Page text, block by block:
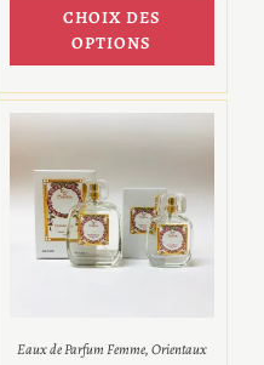
CHOIX DES
OPTIONS
Eaux de Parfum Femme,Orientaux